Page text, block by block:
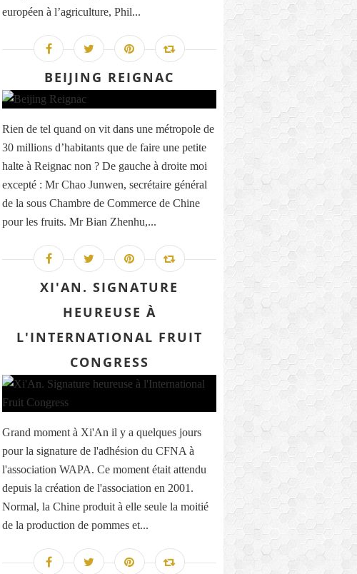
européen à l’agriculture, Phil...
BEIJING REIGNAC
Rien de tel quand on vit dans une métropole de
30 millions d’habitants que de faire une petite
halte à Reignac non ? De gauche à droite moi
excepté : Mr Chao Junwen, secrétaire général
de la sous Chambre de Commerce de Chine
pour les fruits. Mr Bian Zhenhu,...
XI'AN. SIGNATURE
HEUREUSE À
L'INTERNATIONAL FRUIT
CONGRESS
Grand moment à Xi'An il y a quelques jours
pour la signature de l'adhésion du CFNA à
l'association WAPA. Ce moment était attendu
depuis la création de l'association en 2001.
Normal, la Chine produit à elle seule la moitié
de la production de pommes et...